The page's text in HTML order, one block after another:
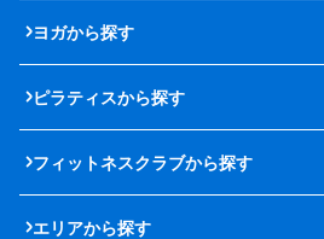
ヨガから探す
ピラティスから探す
フィットネスクラブから探す
エリアから探す